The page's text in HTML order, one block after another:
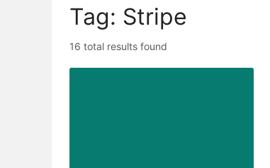
Tag: Stripe
16 total results found